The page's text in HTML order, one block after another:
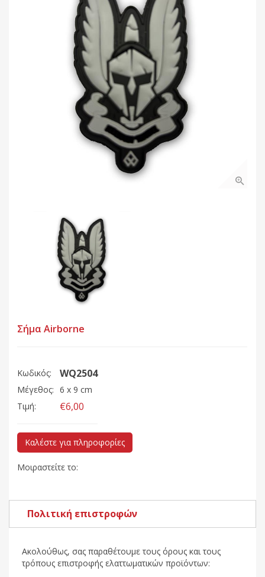
Σήμα Airborne
Κωδικός: WQ2504
Μέγεθος: 6 x 9 cm
Τιμή:
€6,00
Καλέστε για πληροφορίες
Μοιραστείτε το:
Πολιτική επιστροφών
Ακολούθως, σας παραθέτουμε τους όρους και τους
τρόπους επιστροφής ελαττωματικών προϊόντων: